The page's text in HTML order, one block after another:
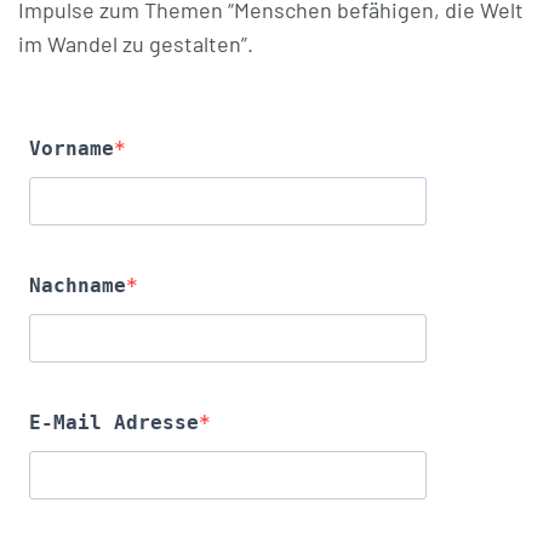
Impulse zum Themen “Menschen befähigen, die Welt
im Wandel zu gestalten”.